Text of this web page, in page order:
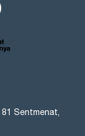
Sentmenat,